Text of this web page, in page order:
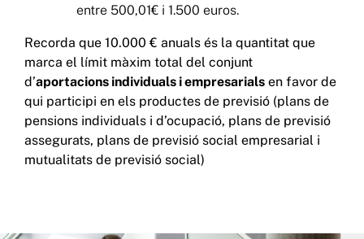
entre 500,01€ i 1.500 euros.
Recorda que 10.000 € anuals és la quantitat que
marca el límit màxim total del conjunt
d’aportacions individuals i empresarials en favor de
qui participi en els productes de previsió (plans de
pensions individuals i d’ocupació, plans de previsió
assegurats, plans de previsió social empresarial i
mutualitats de previsió social)